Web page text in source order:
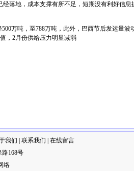
落地，成本支撑有所不足，短期没有利好信息
万吨，至788万吨，此外，巴西节后发运量波
，2月份供给压力明显减弱
我们 联系我们
在线留言
路168号
络